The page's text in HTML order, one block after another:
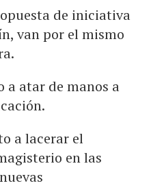
de iniciativa
van por el mismo
atar de manos a
a lacerar el
en las